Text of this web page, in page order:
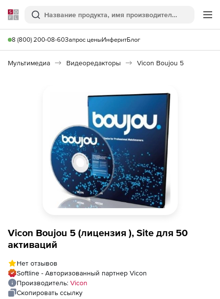
Softline
Поиск
8 (800) 200-08-60Запрос ценыИнферитБлог
Мультимедиа Видеоредакторы Vicon Boujou 5
Vicon Boujou 5 (лицензия ), Site для 50
активаций
Нет отзывов
Softline - Авторизованный партнер Vicon
Производитель: Vicon
Скопировать ссылку